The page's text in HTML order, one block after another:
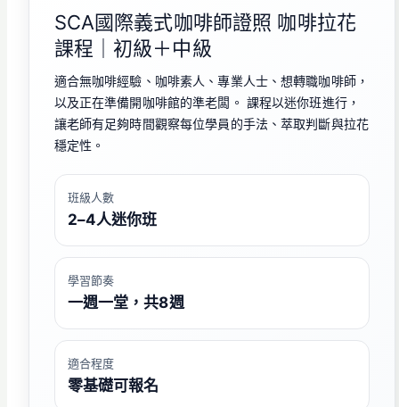
SCA國際義式咖啡師證照 咖啡拉花
課程｜初級＋中級
適合無咖啡經驗、咖啡素人、專業人士、想轉職咖啡師，
以及正在準備開咖啡館的準老闆。 課程以迷你班進行，
讓老師有足夠時間觀察每位學員的手法、萃取判斷與拉花
穩定性。
班級人數
2–4人迷你班
學習節奏
一週一堂，共8週
適合程度
零基礎可報名